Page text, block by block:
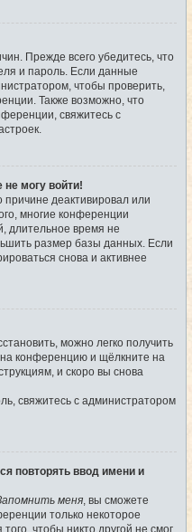
Прежде всего убедитесь, что
и пароль. Если данные
чтобы проверить,
Также возможно, что
свяжитесь с
не могу войти!
деактивировал или
многие конференции
длительное время не
размер базы данных. Если
снова и активнее
можно легко получить
конференцию и щёлкните на
и скоро вы снова
свяжитесь с администратором
повторять ввод имени и
меня , вы сможете
только некоторое
чтобы никто другой не смог